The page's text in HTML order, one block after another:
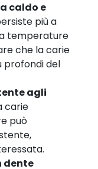
caldo e
più a
a temperature
che la carie
profondi del
agli
carie
può
dente